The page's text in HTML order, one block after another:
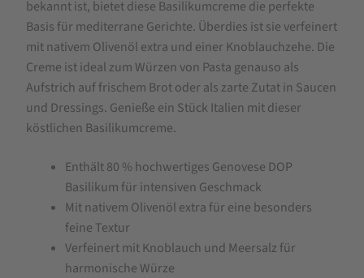
g
bekannt ist, bietet diese Basilikumcreme die perfekte
Basis für mediterrane Gerichte. Überdies ist sie verfeinert
mit nativem Olivenöl extra und einer Knoblauchzehe. Die
Creme ist ideal zum Würzen von Pasta genauso als
Aufstrich auf frischem Brot oder als zarte Zutat in Saucen
und Dressings. Genieße ein Stück Italien mit dieser
köstlichen Basilikumcreme.
Enthält 80 % hochwertiges Genovese DOP
Basilikum für intensiven Geschmack
Mit nativem Olivenöl extra für eine besonders
feine Textur
Verfeinert mit Knoblauch und Meersalz für
harmonische Würze